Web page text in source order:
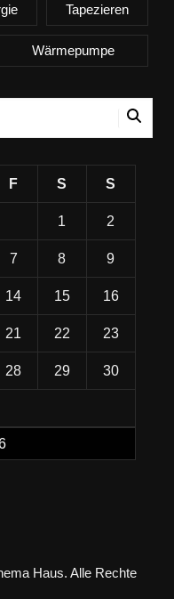
Tapezieren
Wärmepumpe
F S S
1 2
7 8 9
14 15 16
21 22 23
28 29 30
Haus. Alle Rechte